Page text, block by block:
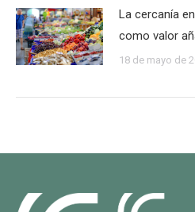
La cercanía
como valor
18 de mayo de